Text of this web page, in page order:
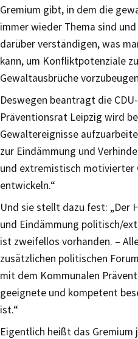
Gremium gibt, in dem die
immer wieder Thema sind
darüber verständigen, was
kann, um Konfliktpotenziale
Gewaltausbrüche
Deswegen beantragt die
Präventionsrat Leipzig wird
Gewaltereignisse
zur Eindämmung und
und extremistisch motivierter
entwickeln.“
Und sie stellt dazu fest: „Der
und Eindämmung politisch/
ist zweifellos vorhanden. –
zusätzlichen politischen
mit dem Kommunalen
geeignete und kompetent
ist.“
Eigentlich heißt das